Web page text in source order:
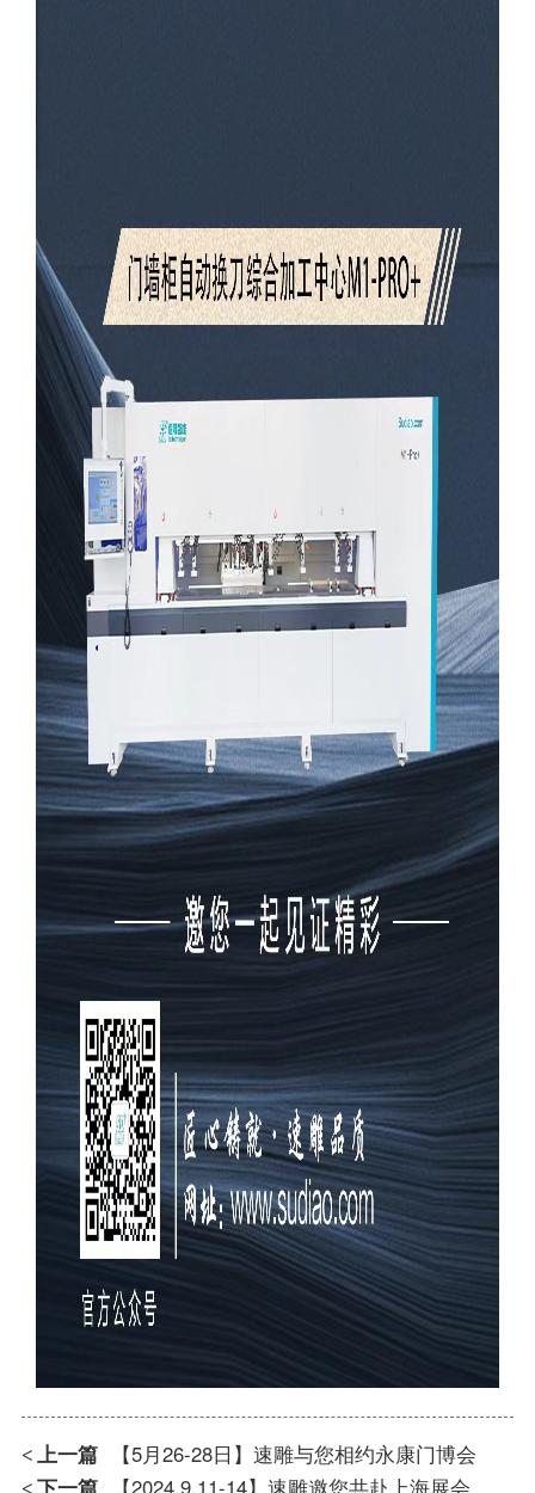
< 上一篇 【5月26-28日】速雕与您相约永康门博会
下一篇 【2024.9.11-14】速雕邀您共赴上海展会